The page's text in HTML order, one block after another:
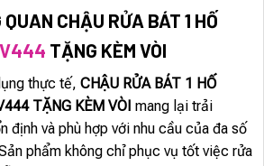
CHẬU RỬA BÁT 1 HỐ
V444 TẶNG KÈM VÒI
thực tế, CHẬU RỬA BÁT 1 HỐ
TẶNG KÈM VÒI mang lại trải
định và phù hợp với nhu cầu của đa số
phẩm không chỉ phục vụ tốt việc rửa